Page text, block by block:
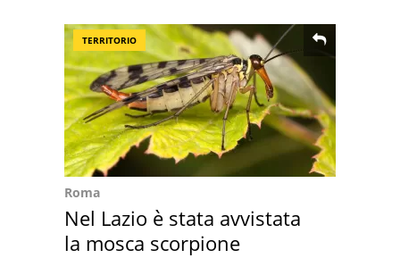
TERRITORIO
Roma
Nel Lazio è stata avvistata
la mosca scorpione